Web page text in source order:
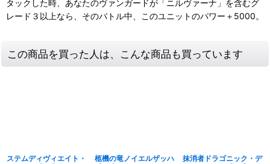
タックした時、あなたのヴァンガードが「ニルヴァーナ」を含むグ
レード３以上なら、そのバトル中、このユニットのパワー＋5000。
この商品を買った人は、こんな商品も買っています
ステムディヴィエイト・
柩機の竜ノイエルザッハ
抹消者ドラゴニック・デ